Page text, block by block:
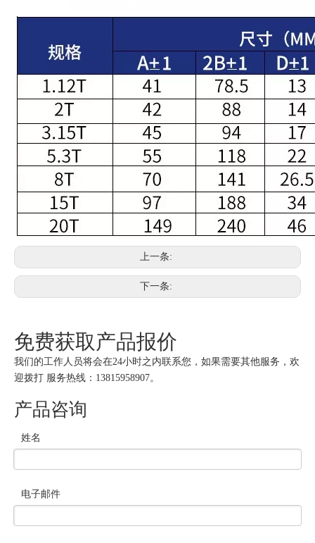
上一条:
下一条:
免费获取产品报价
我们的工作人员将会在24小时之内联系您，如果需要其他服务，欢
迎拨打 服务热线：13815958907。
产品咨询
姓名
电子邮件